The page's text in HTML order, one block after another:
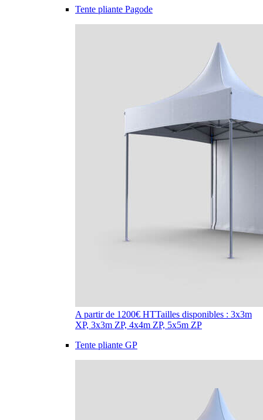
Tente pliante Pagode
A partir de 1200€ HTTailles disponibles : 3x3m
XP, 3x3m ZP, 4x4m ZP, 5x5m ZP
Tente pliante GP